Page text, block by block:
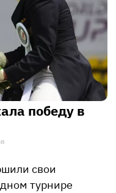
победу в
свои
турнире